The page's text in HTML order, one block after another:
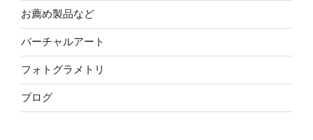
お薦め製品など
バーチャルアート
フォトグラメトリ
ブログ